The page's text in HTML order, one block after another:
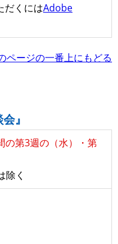
だくにはAdobe
ページの一番上にもどる
』
の第3週の（水）・第
除く